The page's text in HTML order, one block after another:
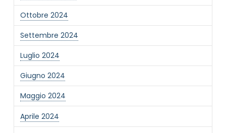
Ottobre 2024
Settembre 2024
Luglio 2024
Giugno 2024
Maggio 2024
Aprile 2024
MOTIVO DEL CONTATTO*
Informativa Privacy
Ho preso visione dell'informativa privacy
Privacy Policy completa